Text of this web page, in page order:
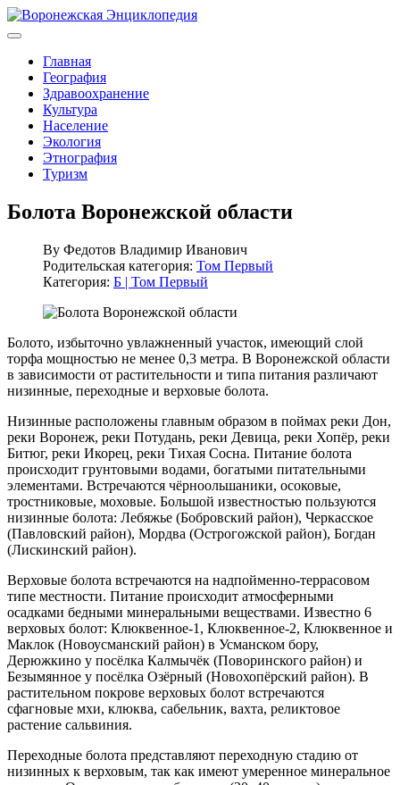
Главная
География
Здравоохранение
Культура
Население
Экология
Этнография
Туризм
Болота Воронежской области
By Федотов Владимир Иванович
Родительская категория: Том Первый
Категория: Б | Том Первый
Болото, избыточно увлажненный участок, имеющий слой
торфа мощностью не менее 0,3 метра. В Воронежской области
в зависимости от растительности и типа питания различают
низинные, переходные и верховые болота.
Низинные расположены главным образом в поймах реки Дон,
реки Воронеж, реки Потудань, реки Девица, реки Хопёр, реки
Битюг, реки Икорец, реки Тихая Сосна. Питание болота
происходит грунтовыми водами, богатыми питательными
элементами. Встречаются чёрноольшаники, осоковые,
тростниковые, моховые. Большой известностью пользуются
низинные болота: Лебяжье (Бобровский район), Черкасское
(Павловский район), Мордва (Острогожской район), Богдан
(Лискинский район).
Верховые болота встречаются на надпойменно-террасовом
типе местности. Питание происходит атмосферными
осадками бедными минеральными веществами. Известно 6
верховых болот: Клюквенное-1, Клюквенное-2, Клюквенное и
Маклок (Новоусманский район) в Усманском бору,
Дерюжкино у посёлка Калмычёк (Поворинского район) и
Безымянное у посёлка Озёрный (Новохопёрский район). В
растительном покрове верховых болот встречаются
сфагновые мхи, клюква, сабельник, вахта, реликтовое
растение сальвиния.
Переходные болота представляют переходную стадию от
низинных к верховым, так как имеют умеренное минеральное